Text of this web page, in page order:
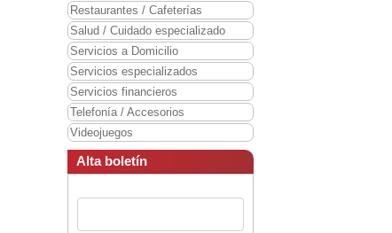
Restaurantes / Cafeterías
Salud / Cuidado especializado
Servicios a Domicilio
Servicios especializados
Servicios financieros
Telefonía / Accesorios
Videojuegos
Alta boletín